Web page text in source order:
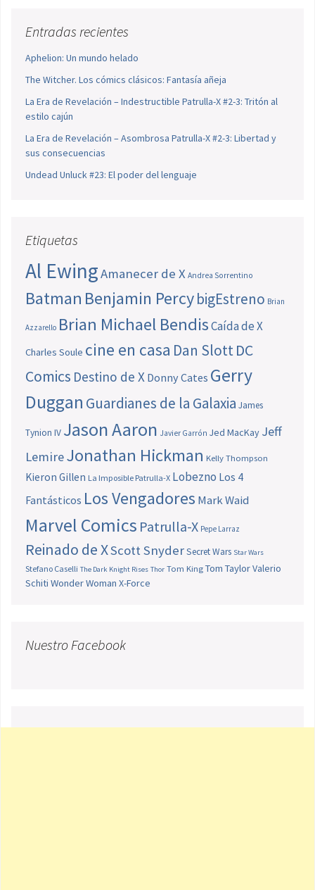
Entradas recientes
Aphelion: Un mundo helado
The Witcher. Los cómics clásicos: Fantasía añeja
La Era de Revelación – Indestructible Patrulla-X #2-3: Tritón al
estilo cajún
La Era de Revelación – Asombrosa Patrulla-X #2-3: Libertad y
sus consecuencias
Undead Unluck #23: El poder del lenguaje
Etiquetas
Al EwingAmanecer de X Andrea Sorrentino
Batman Benjamin PercybigEstreno Brian
Azzarello Brian Michael BendisCaída de X
Charles Soule cine en casa Dan SlottDC
Comics Destino de X Donny Cates Gerry
Duggan Guardianes de la Galaxia James
Tynion IV Jason Aaron Javier Garrón Jed MacKay Jeff
LemireJonathan Hickman Kelly Thompson
Kieron Gillen La Imposible Patrulla-X Lobezno Los 4
Fantásticos Los Vengadores Mark Waid
Marvel Comics Patrulla-X Pepe Larraz
Reinado de XScott SnyderSecret Wars Star Wars
Stefano Caselli The Dark Knight Rises Thor Tom King Tom TaylorValerio
Schiti Wonder Woman X-Force
Nuestro Facebook